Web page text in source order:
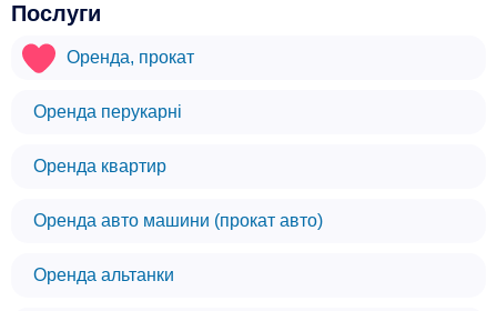
Послуги
Оренда, прокат
Оренда перукарні
Оренда квартир
Оренда авто машини (прокат авто)
Оренда альтанки